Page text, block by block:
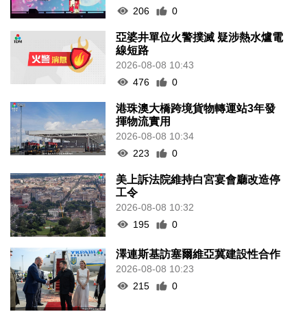
206
0
亞婆井單位火警撲滅 疑涉熱水爐電
線短路
2026-08-08 10:43
476
0
港珠澳大橋跨境貨物轉運站3年發
揮物流實用
2026-08-08 10:34
223
0
美上訴法院維持白宮宴會廳改造停
工令
2026-08-08 10:32
195
0
澤連斯基訪塞爾維亞冀建設性合作
2026-08-08 10:23
215
0